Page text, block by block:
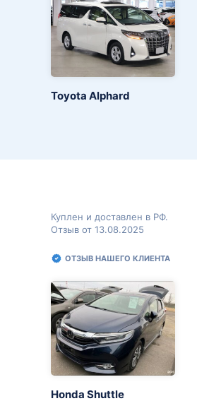
Toyota Alphard
Куплен и доставлен в РФ.
Отзыв от 13.08.2025
ОТЗЫВ НАШЕГО КЛИЕНТА
Honda Shuttle